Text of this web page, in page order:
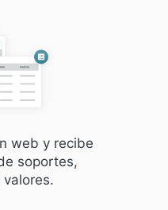
web y recibe
soportes,